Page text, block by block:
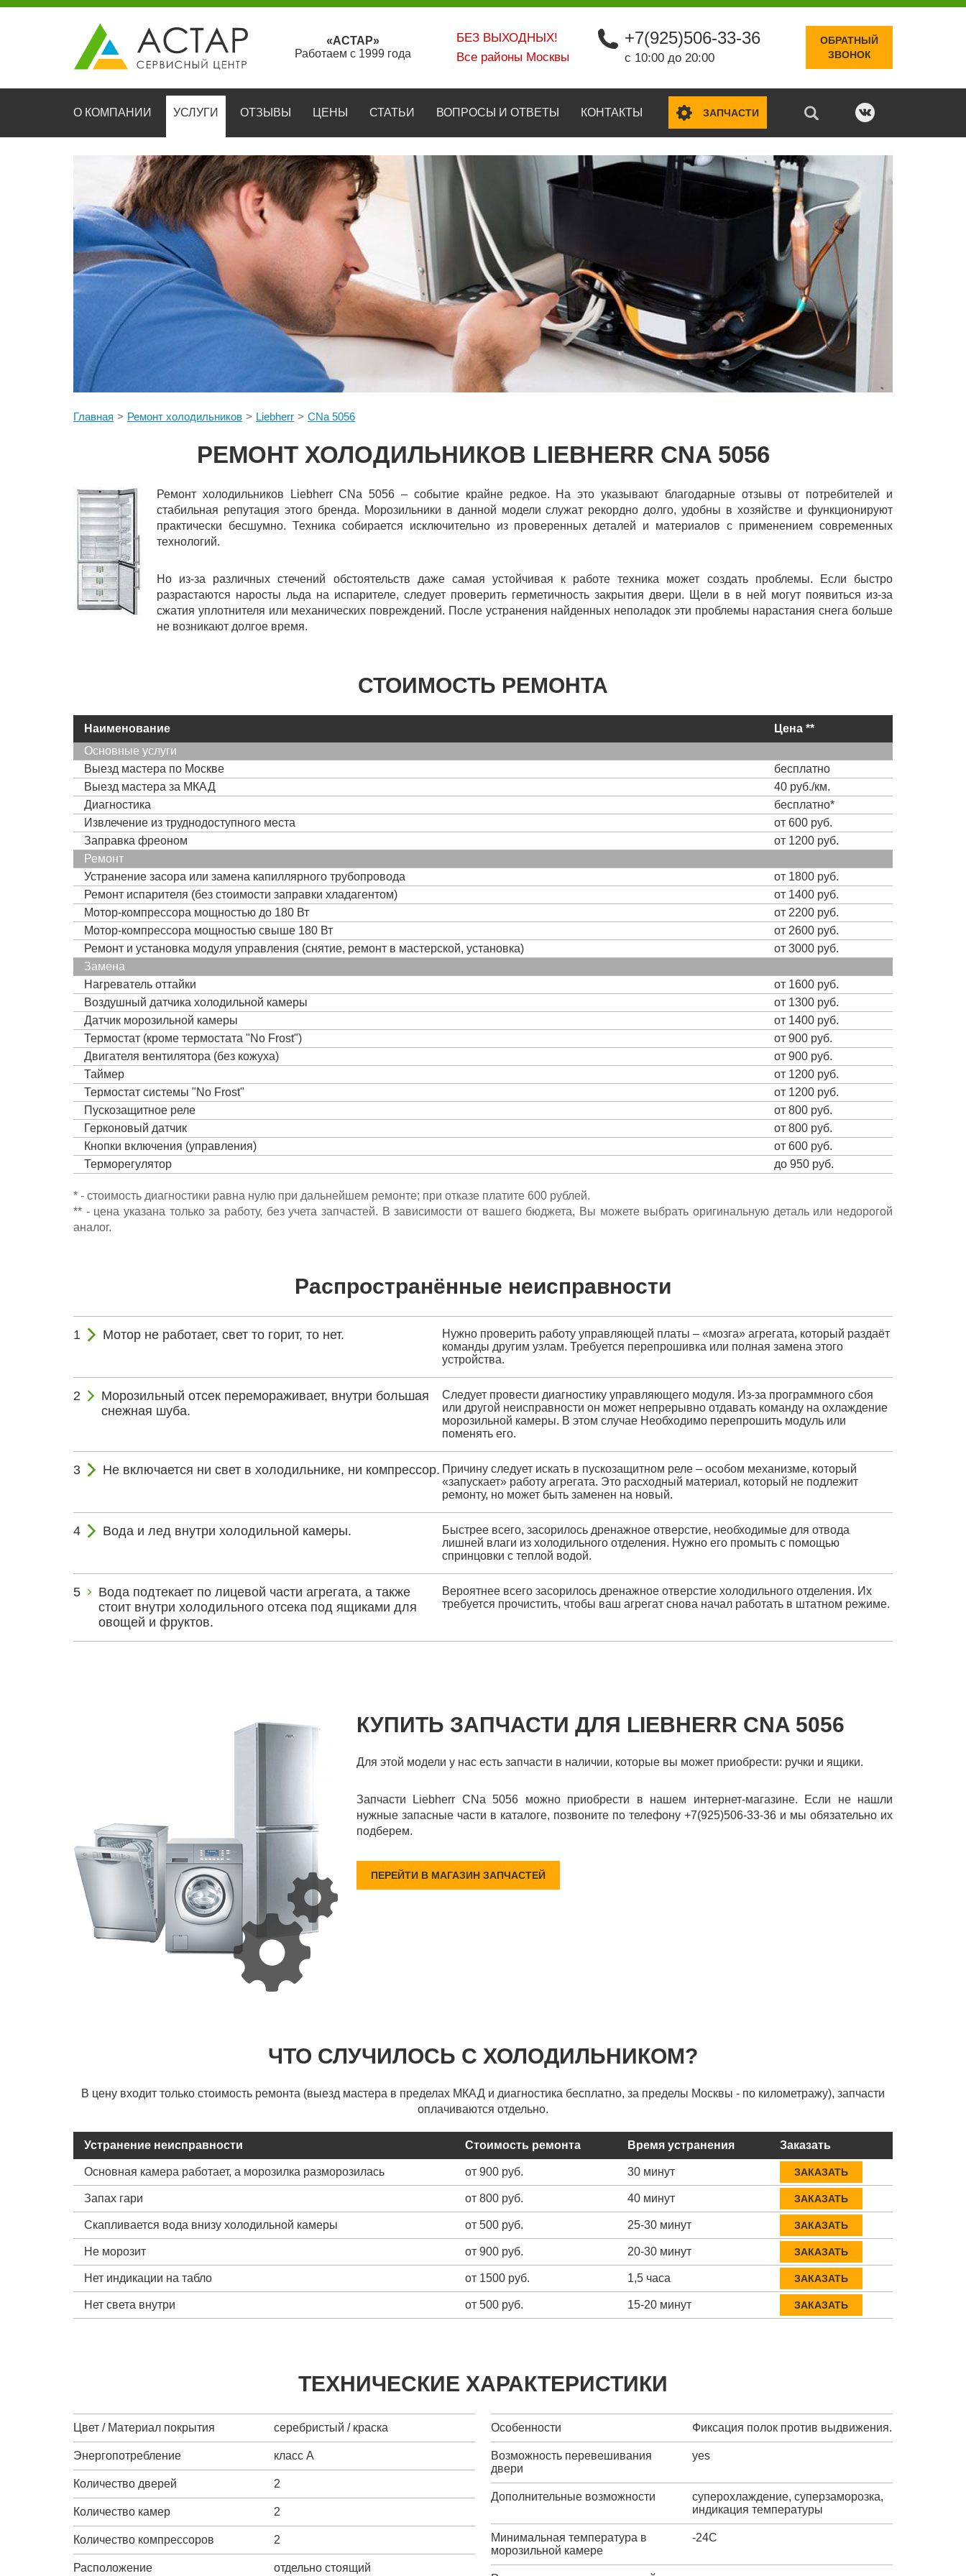
«АСТАР»
Работаем с 1999 года
БЕЗ ВЫХОДНЫХ!
Все районы Москвы
+7(925)506-33-36
с 10:00 до 20:00
ОБРАТНЫЙ
ЗВОНОК
О КОМПАНИИ УСЛУГИ ОТЗЫВЫ ЦЕНЫ СТАТЬИ ВОПРОСЫ И ОТВЕТЫ КОНТАКТЫ ЗАПЧАСТИ
Главная Ремонт холодильников Liebherr CNa 5056
РЕМОНТ ХОЛОДИЛЬНИКОВ LIEBHERR CNA 5056
Ремонт холодильников Liebherr CNa 5056 – событие крайне редкое. На это указывают благодарные отзывы от потребителей и
стабильная репутация этого бренда. Морозильники в данной модели служат рекордно долго, удобны в хозяйстве и функционируют
практически бесшумно. Техника собирается исключительно из проверенных деталей и материалов с применением современных
технологий.
Но из-за различных стечений обстоятельств даже самая устойчивая к работе техника может создать проблемы. Если быстро
разрастаются наросты льда на испарителе, следует проверить герметичность закрытия двери. Щели в в ней могут появиться из-за
сжатия уплотнителя или механических повреждений. После устранения найденных неполадок эти проблемы нарастания снега больше
не возникают долгое время.
СТОИМОСТЬ РЕМОНТА
Наименование
Цена **
Основные услуги
Выезд мастера по Москве
бесплатно
Выезд мастера за МКАД
40 руб./км.
Диагностика
бесплатно*
Извлечение из труднодоступного места
от 600 руб.
Заправка фреоном
от 1200 руб.
Ремонт
Устранение засора или замена капиллярного трубопровода
от 1800 руб.
Ремонт испарителя (без стоимости заправки хладагентом)
от 1400 руб.
Мотор-компрессора мощностью до 180 Вт
от 2200 руб.
Мотор-компрессора мощностью свыше 180 Вт
от 2600 руб.
Ремонт и установка модуля управления (снятие, ремонт в мастерской, установка)
от 3000 руб.
Замена
Нагреватель оттайки
от 1600 руб.
Воздушный датчика холодильной камеры
от 1300 руб.
Датчик морозильной камеры
от 1400 руб.
Термостат (кроме термостата "No Frost")
от 900 руб.
Двигателя вентилятора (без кожуха)
от 900 руб.
Таймер
от 1200 руб.
Термостат системы "No Frost"
от 1200 руб.
Пускозащитное реле
от 800 руб.
Герконовый датчик
от 800 руб.
Кнопки включения (управления)
от 600 руб.
Терморегулятор
до 950 руб.
* - стоимость диагностики равна нулю при дальнейшем ремонте; при отказе платите 600 рублей.
** - цена указана только за работу, без учета запчастей. В зависимости от вашего бюджета, Вы можете выбрать оригинальную деталь или недорогой
аналог.
Распространённые неисправности
Мотор не работает, свет то горит, то нет.
Нужно проверить работу управляющей платы – «мозга» агрегата, который раздаёт
команды другим узлам. Требуется перепрошивка или полная замена этого
устройства.
Морозильный отсек перемораживает, внутри большая
снежная шуба.
Следует провести диагностику управляющего модуля. Из-за программного сбоя
или другой неисправности он может непрерывно отдавать команду на охлаждение
морозильной камеры. В этом случае Необходимо перепрошить модуль или
поменять его.
Не включается ни свет в холодильнике, ни компрессор. Причину следует искать в пускозащитном реле – особом механизме, который
«запускает» работу агрегата. Это расходный материал, который не подлежит
ремонту, но может быть заменен на новый.
Вода и лед внутри холодильной камеры.
Быстрее всего, засорилось дренажное отверстие, необходимые для отвода
лишней влаги из холодильного отделения. Нужно его промыть с помощью
спринцовки с теплой водой.
Вода подтекает по лицевой части агрегата, а также
стоит внутри холодильного отсека под ящиками для
овощей и фруктов.
Вероятнее всего засорилось дренажное отверстие холодильного отделения. Их
требуется прочистить, чтобы ваш агрегат снова начал работать в штатном режиме.
КУПИТЬ ЗАПЧАСТИ ДЛЯ LIEBHERR CNA 5056
Для этой модели у нас есть запчасти в наличии, которые вы может приобрести: ручки и ящики.
Запчасти Liebherr CNa 5056 можно приобрести в нашем интернет-магазине. Если не нашли
нужные запасные части в каталоге, позвоните по телефону +7(925)506-33-36 и мы обязательно их
подберем.
ПЕРЕЙТИ В МАГАЗИН ЗАПЧАСТЕЙ
ЧТО СЛУЧИЛОСЬ С ХОЛОДИЛЬНИКОМ?
В цену входит только стоимость ремонта (выезд мастера в пределах МКАД и диагностика бесплатно, за пределы Москвы - по километражу), запчасти
оплачиваются отдельно.
Устранение неисправности Стоимость ремонта Время устранения Заказать
Основная камера работает, а морозилка разморозилась от 900 руб. 30 минут ЗАКАЗАТЬ
Запах гари от 800 руб. 40 минут ЗАКАЗАТЬ
Скапливается вода внизу холодильной камеры от 500 руб. 25-30 минут ЗАКАЗАТЬ
Не морозит от 900 руб. 20-30 минут ЗАКАЗАТЬ
Нет индикации на табло от 1500 руб. 1,5 часа ЗАКАЗАТЬ
Нет света внутри от 500 руб. 15-20 минут ЗАКАЗАТЬ
ТЕХНИЧЕСКИЕ ХАРАКТЕРИСТИКИ
Цвет / Материал покрытия серебристый / краска
Энергопотребление класс A
Количество дверей 2
Количество камер 2
Количество компрессоров 2
Расположение отдельно стоящий
Особенности Фиксация полок против выдвижения.
Возможность перевешивания
двери
yes
Дополнительные возможности
суперохлаждение, суперзаморозка,
индикация температуры
Минимальная температура в
морозильной камере
-24C